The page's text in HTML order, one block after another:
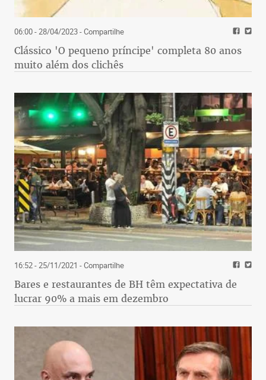
06:00 - 28/04/2023- Compartilhe
Clássico 'O pequeno príncipe' completa 80 anos
muito além dos clichês
16:52 - 25/11/2021 - Compartilhe
Bares e restaurantes de BH têm expectativa de
lucrar 90% a mais em dezembro